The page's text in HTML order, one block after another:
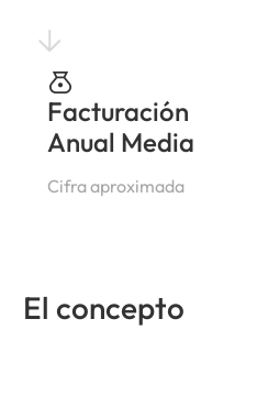
Facturación
Anual Media
Cifra aproximada
El concepto